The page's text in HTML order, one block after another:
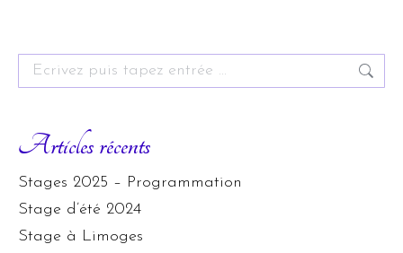
Search:
Articles récents
Stages 2025 – Programmation
Stage d’été 2024
Stage à Limoges